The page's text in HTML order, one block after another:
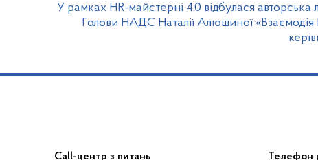
У рамках HR-майстерні 4.0 відбулася авторська
Голови НАДС Наталії Алюшиної «Взаємодія
Call-центр з питань Телефон